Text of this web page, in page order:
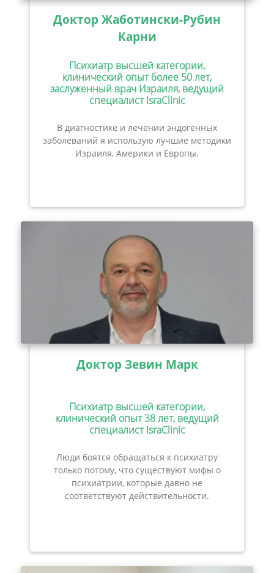
Доктор Жаботински-Рубин
Карни
Психиатр высшей категории,
клинический опыт более 50 лет,
заслуженный врач Израиля, ведущий
специалист IsraClinic
В диагностике и лечении эндогенных
заболеваний я использую лучшие методики
Израиля, Америки и Европы.
Доктор Зевин Марк
Психиатр высшей категории,
клинический опыт 38 лет, ведущий
специалист IsraClinic
Люди боятся обращаться к психиатру
только потому, что существуют мифы о
психиатрии, которые давно не
соответствуют действительности.